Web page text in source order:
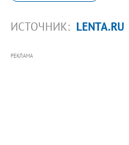
ИСТОЧНИК: LENTA.RU
РЕКЛАМА